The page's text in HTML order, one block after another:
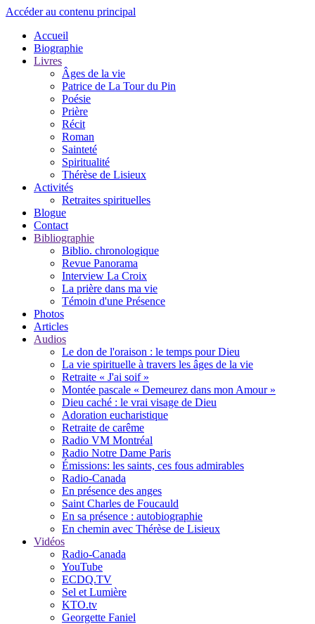
Accéder au contenu principal
Accueil
Biographie
Livres
Âges de la vie
Patrice de La Tour du Pin
Poésie
Prière
Récit
Roman
Sainteté
Spiritualité
Thérèse de Lisieux
Activités
Retraites spirituelles
Blogue
Contact
Bibliographie
Biblio. chronologique
Revue Panorama
Interview La Croix
La prière dans ma vie
Témoin d'une Présence
Photos
Articles
Audios
Le don de l'oraison : le temps pour Dieu
La vie spirituelle à travers les âges de la vie
Retraite « J'ai soif »
Montée pascale « Demeurez dans mon Amour »
Dieu caché : le vrai visage de Dieu
Adoration eucharistique
Retraite de carême
Radio VM Montréal
Radio Notre Dame Paris
Émissions: les saints, ces fous admirables
Radio-Canada
En présence des anges
Saint Charles de Foucauld
En sa présence : autobiographie
En chemin avec Thérèse de Lisieux
Vidéos
Radio-Canada
YouTube
ECDQ.TV
Sel et Lumière
KTO.tv
Georgette Faniel